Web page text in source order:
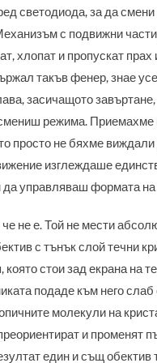
светодиода, за да
с подвижни
хлопат и пропускат прах
такъв фенер, знае
засичащото
режима. Приемахме
просто не бяхме виждали
изглеждаше
управляваш формата на
не е. Той не мести
с тънък слой течни
стои зад екрана на
подаде към него
молекули на
и променят
един и същ обектив